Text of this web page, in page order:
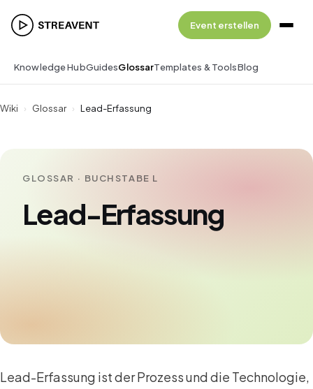
Event erstellen
Knowledge HubGuidesGlossarTemplates & ToolsBlog
Wiki › Glossar › Lead-Erfassung
GLOSSAR · BUCHSTABE L
Lead-Erfassung
Lead-Erfassung ist der Prozess und die Technologie,